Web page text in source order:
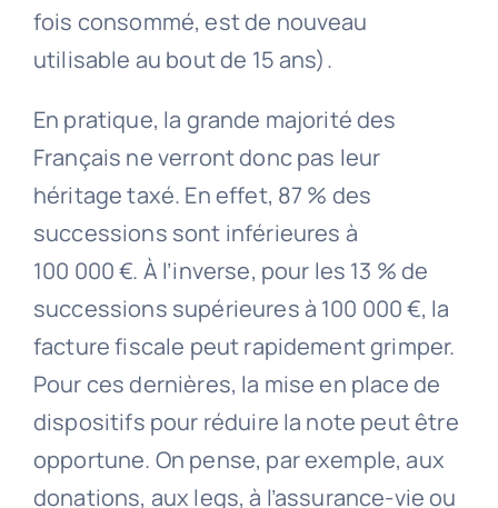
fois consommé, est de nouveau
utilisable au bout de 15 ans).
En pratique, la grande majorité des
Français ne verront donc pas leur
héritage taxé. En effet, 87 % des
successions sont inférieures à
100 000 €. À l’inverse, pour les 13 % de
successions supérieures à 100 000 €, la
facture fiscale peut rapidement grimper.
Pour ces dernières, la mise en place de
dispositifs pour réduire la note peut être
opportune. On pense, par exemple, aux
donations, aux legs, à l’assurance-vie ou